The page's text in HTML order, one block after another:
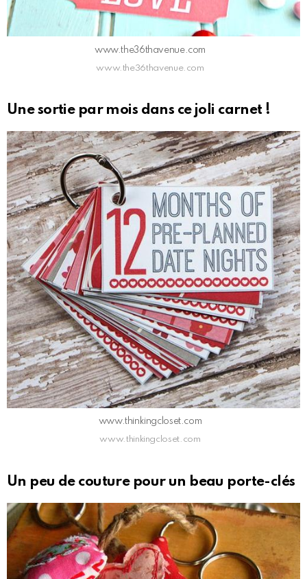
www.the36thavenue.com
www.the36thavenue.com
Une sortie par mois dans ce joli carnet !
www.thinkingcloset.com
www.thinkingcloset.com
Un peu de couture pour un beau porte-clés